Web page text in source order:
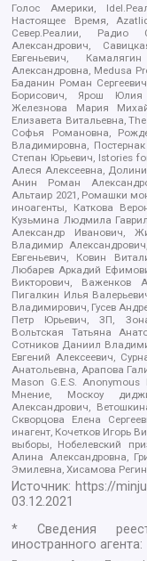
Голос Америки,
Настоящее Время,
Север.Реалии, Радио
Александрович,
Евгеньевич,
Александровна, Medusa
Баданин Роман
Борисович, Ярош Юлия
Железнова Мария
Елизавета Витальевна,
Софья Романовна,
Владимировна,
Степан Юрьевич, Istories
Алеся Алексеевна,
Анин Роман
Альтаир 2021, Ромашки
иноагенты, Каткова
Кузьмина Людмила
Александр Иванович,
Владимир
Евгеньевич, Ковин
Любарев Аркадий
Викторович, Важенков
Пигалкин Илья
Владимирович, Гусев
Петр Юрьевич, ЗП,
Вольтская Татьяна
Сотников Даниил
Евгений Алексеевич,
Анатольевна, Арапова
Mason G.E.S.
Мнение, Москоу
Александрович,
Скворцова Елена
инагент, Кочетков Игорь
выборы, Нобелевский
Алина Александровна,
Эмилевна, Хисамова
Источник: https://
03.12.2021
* Сведения
иностранного агента: